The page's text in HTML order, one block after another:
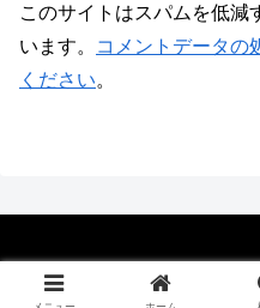
このサイトはスパムを低減
います。
コメントデータの
ください。
© 2014